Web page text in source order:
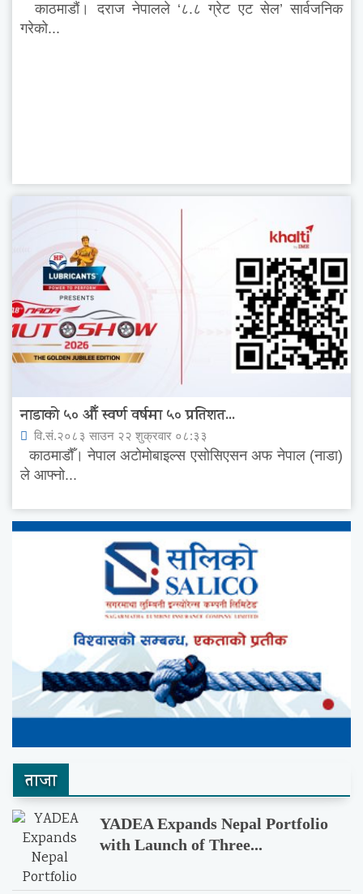
काठमाडौं। दराज नेपालले ‘८.८ ग्रेट एट सेल’ सार्वजनिक
गरेको...
नाडाको ५० औँ स्वर्ण वर्षमा ५० प्रतिशत...
वि.सं.२०८३ साउन २२ शुक्रवार ०८:३३
काठमाडौँ। नेपाल अटोमोबाइल्स एसोसिएसन अफ नेपाल (नाडा)
ले आफ्नो...
ताजा
YADEA Expands Nepal Portfolio
with Launch of Three...